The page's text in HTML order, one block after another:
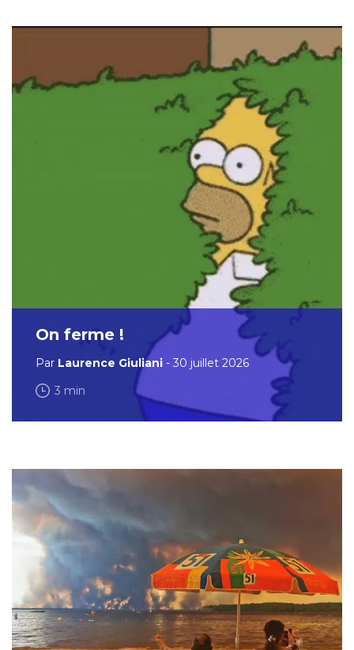
On ferme !
Par Laurence Giuliani - 30 juillet 2026
3 min